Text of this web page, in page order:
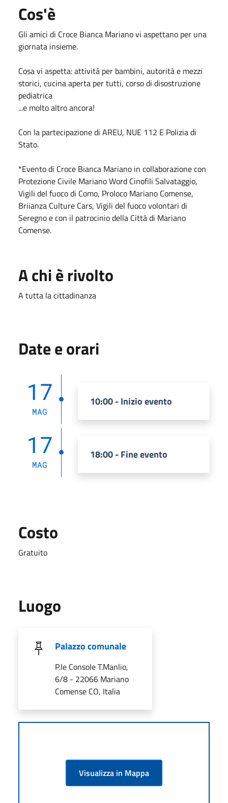
Cos'è
Gli amici di Croce Bianca Mariano vi aspettano per una
giornata insieme.
Cosa vi aspetta: attività per bambini, autorità e mezzi
storici, cucina aperta per tutti, corso di disostruzione
pediatrica
...e molto altro ancora!
Con la partecipazione di AREU, NUE 112 E Polizia di
Stato.
*Evento di Croce Bianca Mariano in collaborazione con
Protezione Civile Mariano Word Cinofili Salvataggio,
Vigili del fuoco di Como, Proloco Mariano Comense,
Briianza Culture Cars, Vigili del fuoco volontari di
Seregno e con il patrocinio della Città di Mariano
Comense.
A chi è rivolto
A tutta la cittadinanza
Date e orari
17
MAG
10:00 - Inizio evento
17
MAG
18:00 - Fine evento
Costo
Gratuito
Luogo
Palazzo comunale
P.le Console T.Manlio,
6/8 - 22066 Mariano
Comense CO, Italia
Visualizza in Mappa